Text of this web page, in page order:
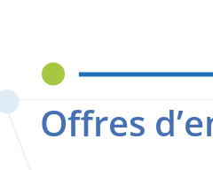
Offres